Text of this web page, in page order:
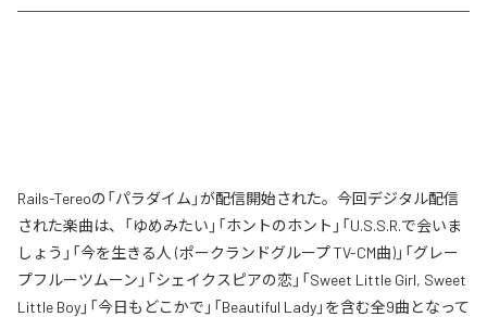
Rails-Tereoの「パラダイム」が配信開始された。今回デジタル配信
された楽曲は、「ゆめみたい」「ホントのホント」「U.S.S.R.で会いま
しょう」「今を生きる人 (ポークランドグループ TV-CM曲)」「グレー
プフルーツムーン」「シェイクスピアの恋」「Sweet Little Girl, Sweet
Little Boy」「今日もどこかで」「Beautiful Lady」を含む全9曲となって